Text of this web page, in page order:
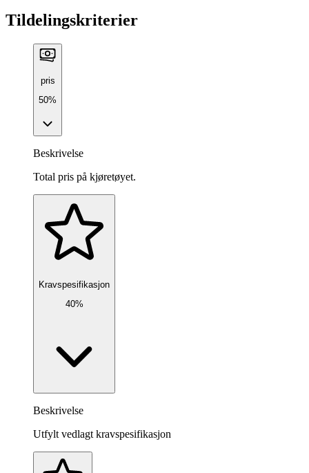
Tildelingskriterier
pris
50%
Beskrivelse
Total pris på kjøretøyet.
Kravspesifikasjon
40%
Beskrivelse
Utfylt vedlagt kravspesifikasjon